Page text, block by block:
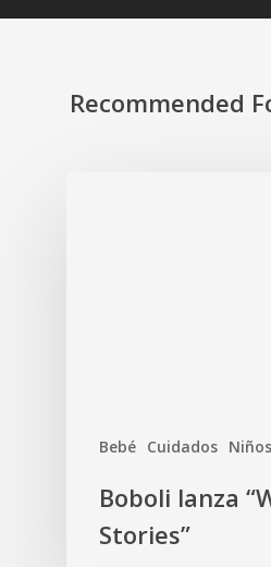
Recommended
Bebé Cuidados Niños
Boboli lanza
Stories”